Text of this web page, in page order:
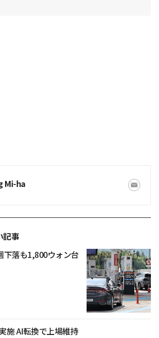
Mi-ha
記事
下落も1,800ウォン台
施 AI転換で上場維持